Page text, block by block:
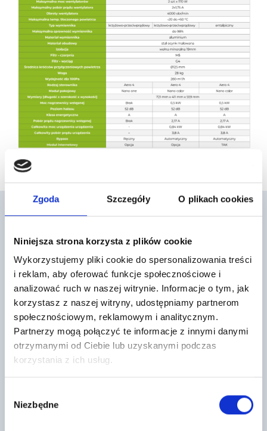
Zgoda Szczegóły O plikach cookies
Niniejsza strona korzysta z plików cookie
Wykorzystujemy pliki cookie do spersonalizowania treści
i reklam, aby oferować funkcje społecznościowe i
analizować ruch w naszej witrynie. Informacje o tym, jak
korzystasz z naszej witryny, udostępniamy partnerom
społecznościowym, reklamowym i analitycznym.
Partnerzy mogą połączyć te informacje z innymi danymi
otrzymanymi od Ciebie lub uzyskanymi podczas
korzystania z ich usług.
zgody
Niezbędne
Mogą cię również zainteresować
#50
podłoga to wysokiej jakości płyta
styropianowa w kropki o bardzo
Uciech.
Belka stropowa betonowa to